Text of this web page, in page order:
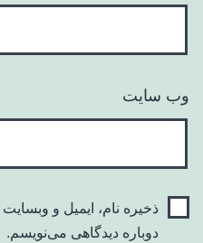
وب‌ سایت
ذخیره نام، ایمیل و
دوباره دیدگاهی می‌نویسم.